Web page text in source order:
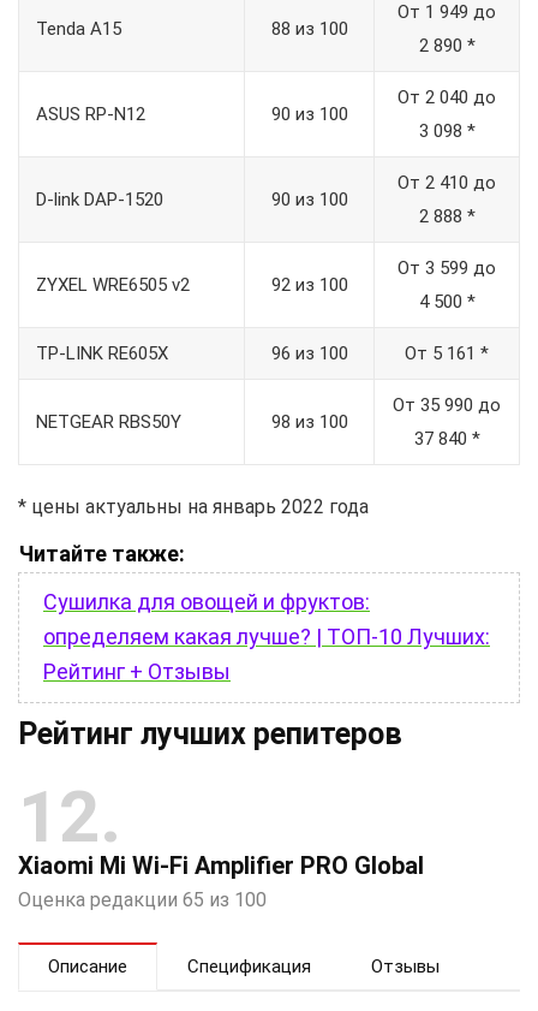
Tenda A15 88 из 100
От 1 949 до
2 890 *
ASUS RP-N12 90 из 100
От 2 040 до
3 098 *
D-link DAP-1520 90 из 100
От 2 410 до
2 888 *
ZYXEL WRE6505 v2 92 из 100
От 3 599 до
4 500 *
TP-LINK RE605X 96 из 100 От 5 161 *
NETGEAR RBS50Y 98 из 100
От 35 990 до
37 840 *
* цены актуальны на январь 2022 года
Читайте также:
Сушилка для овощей и фруктов:
определяем какая лучше? | ТОП-10 Лучших:
Рейтинг + Отзывы
Рейтинг лучших репитеров
12
Xiaomi Mi Wi-Fi Amplifier PRO Global
Оценка редакции 65 из 100
Описание Спецификация Отзывы